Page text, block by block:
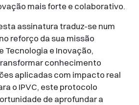
mais forte e colaborativo.
assinatura traduz-se num
reforço da sua missão
Tecnologia e Inovação,
conhecimento
aplicadas com impacto real
o IPVC, este protocolo
de aprofundar a